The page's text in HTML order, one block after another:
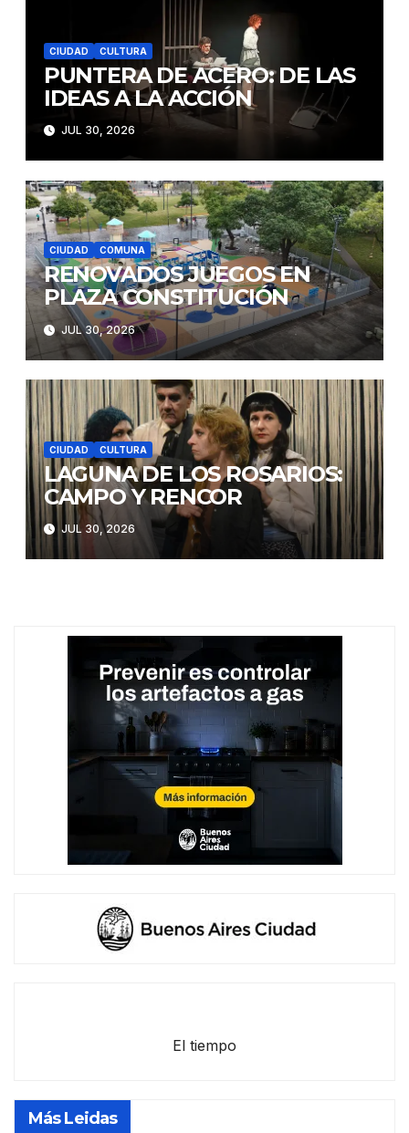
CIUDAD CULTURA
PUNTERA DE ACERO: DE LAS
IDEAS A LA ACCIÓN
JUL 30, 2026
CIUDAD COMUNA
RENOVADOS JUEGOS EN
PLAZA CONSTITUCIÓN
JUL 30, 2026
CIUDAD CULTURA
LAGUNA DE LOS ROSARIOS:
CAMPO Y RENCOR
JUL 30, 2026
El tiempo
Más Leidas